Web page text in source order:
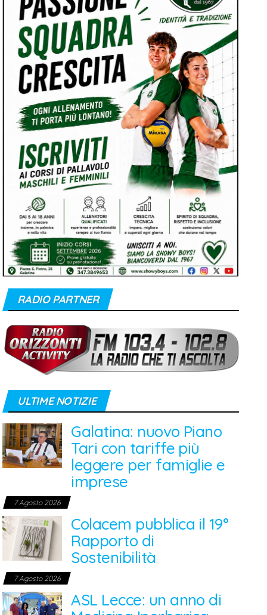
RADIO PARTNER
ULTIME NOTIZIE
Galatina: nuovo Piano
Tari con tariffe più
leggere per famiglie e
imprese
7 Agosto 2026
Colacem pubblica il 19°
Rapporto di
Sostenibilità
7 Agosto 2026
ASL Lecce: un anno di